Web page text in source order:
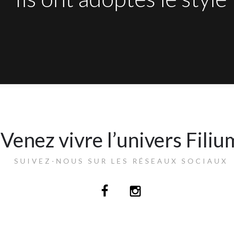
Venez vivre l’univers
SUIVEZ-NOUS SUR LES RÉSEAUX SOCIAUX